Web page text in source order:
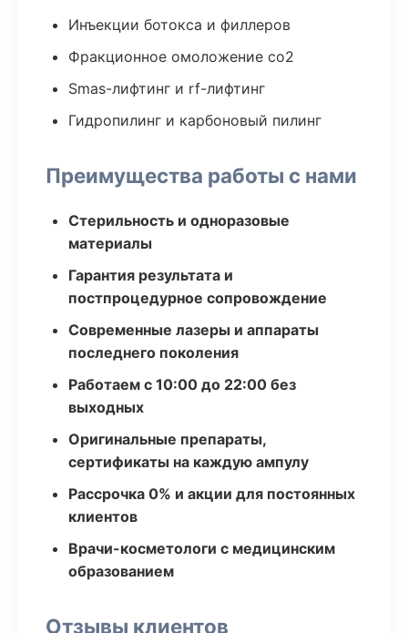
Инъекции ботокса и филлеров
Фракционное омоложение co2
Smas-лифтинг и rf-лифтинг
Гидропилинг и карбоновый пилинг
Преимущества работы с нами
Стерильность и одноразовые
материалы
Гарантия результата и
постпроцедурное сопровождение
Современные лазеры и аппараты
последнего поколения
Работаем с 10:00 до 22:00 без
выходных
Оригинальные препараты,
сертификаты на каждую ампулу
Рассрочка 0% и акции для постоянных
клиентов
Врачи-косметологи с медицинским
образованием
Отзывы клиентов